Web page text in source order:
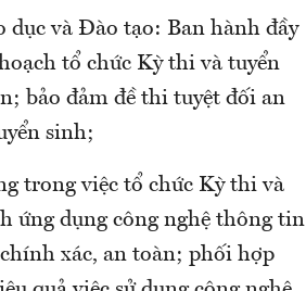
dục và Đào tạo: Ban hành đầy
tổ chức Kỳ thi và tuyển
bảo đảm đề thi tuyệt đối an
sinh;
trong việc tổ chức Kỳ thi và
ứng dụng công nghệ thông tin
xác, an toàn; phối hợp